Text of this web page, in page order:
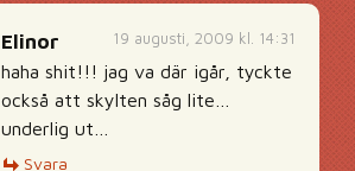
19 augusti, 2009 kl. 14:31
Elinor
haha shit!!! jag va där igår, tyckte
också att skylten såg lite…
underlig ut…
Svara